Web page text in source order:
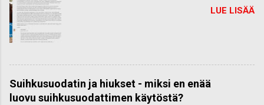
LUE LISÄÄ
Suihkusuodatin ja hiukset - miksi en enää
luovu suihkusuodattimen käytöstä?